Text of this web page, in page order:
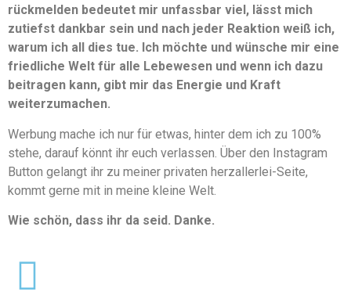
rückmelden bedeutet mir unfassbar viel, lässt mich
zutiefst dankbar sein und nach jeder Reaktion weiß ich,
warum ich all dies tue. Ich möchte und wünsche mir eine
friedliche Welt für alle Lebewesen und wenn ich dazu
beitragen kann, gibt mir das Energie und Kraft
weiterzumachen.
Werbung mache ich nur für etwas, hinter dem ich zu 100%
stehe, darauf könnt ihr euch verlassen. Über den Instagram
Button gelangt ihr zu meiner privaten herzallerlei-Seite,
kommt gerne mit in meine kleine Welt.
Wie schön, dass ihr da seid. Danke.